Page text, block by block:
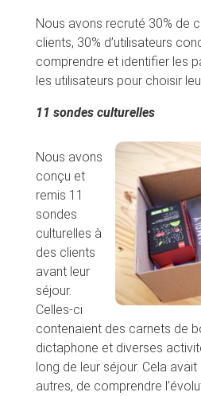
Nous avons recruté 30% de
clients, 30% d’utilisateurs
comprendre et identifier les
les utilisateurs pour choisir
11 sondes culturelles
Nous avons
conçu et
remis 11
sondes
culturelles à
des clients
avant leur
séjour.
Celles-ci
contenaient des carnets de
dictaphone et diverses
long de leur séjour. Cela
autres, de comprendre